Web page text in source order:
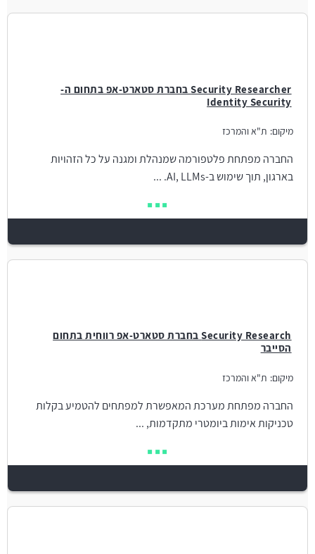
Security Researcher בחברת סטארט-אפ בתחום ה-
Identity Security
מיקום: ת"א והמרכז
החברה מפתחת פלטפורמה שמנהלת ומגנה על כל הזהויות
בארגון, תוך שימוש ב-AI, LLMs. ...
Security Research בחברת סטארט-אפ רווחית בתחום
הסייבר
מיקום: ת"א והמרכז
החברה מפתחת מערכת המאפשרת למפתחים להטמיע בקלות
טכניקות אימות ביומטרי מתקדמות, ...